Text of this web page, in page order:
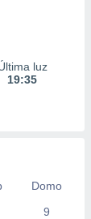
luz
19:35
Domo
9